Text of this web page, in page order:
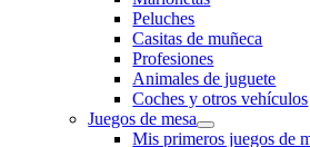
Peluches
Casitas de muñeca
Profesiones
Animales de juguete
Coches y otros vehículos
Juegos de mesa
Mis primeros juegos de